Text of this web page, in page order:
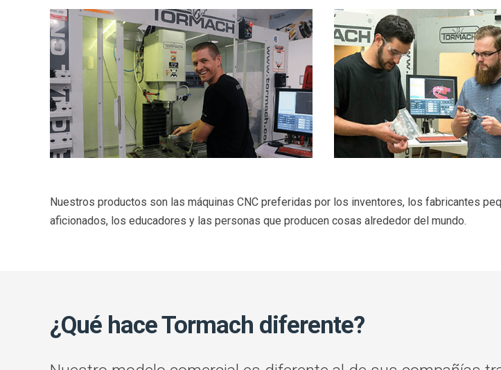
Nuestros productos son las máquinas CNC preferidas por los inventores, los fabricantes
aficionados, los educadores y las personas que producen cosas alrededor del mundo.
¿Qué hace Tormach diferente?